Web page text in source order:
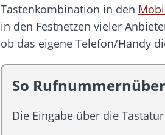
Tastenkombination in den
in den Festnetzen vieler
ob das eigene Telefon/Handy
So
Die Eingabe über die